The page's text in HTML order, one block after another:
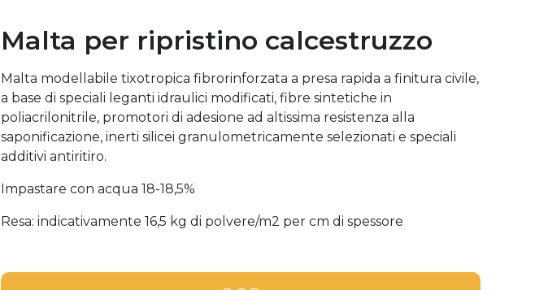
Malta per ripristino calcestruzzo
Malta modellabile tixotropica fibrorinforzata a presa rapida a finitura civile,
a base di speciali leganti idraulici modificati, fibre sintetiche in
poliacrilonitrile, promotori di adesione ad altissima resistenza alla
saponificazione, inerti silicei granulometricamente selezionati e speciali
additivi antiritiro.
Impastare con acqua 18-18,5%
Resa: indicativamente 16,5 kg di polvere/m2 per cm di spessore